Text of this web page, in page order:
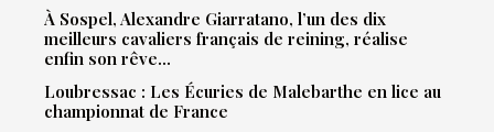
À Sospel, Alexandre Giarratano, l’un des dix
meilleurs cavaliers français de reining, réalise
enfin son rêve…
Loubressac : Les Écuries de Malebarthe en lice au
championnat de France